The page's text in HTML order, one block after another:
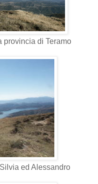
provincia di Teramo
ed Alessandro